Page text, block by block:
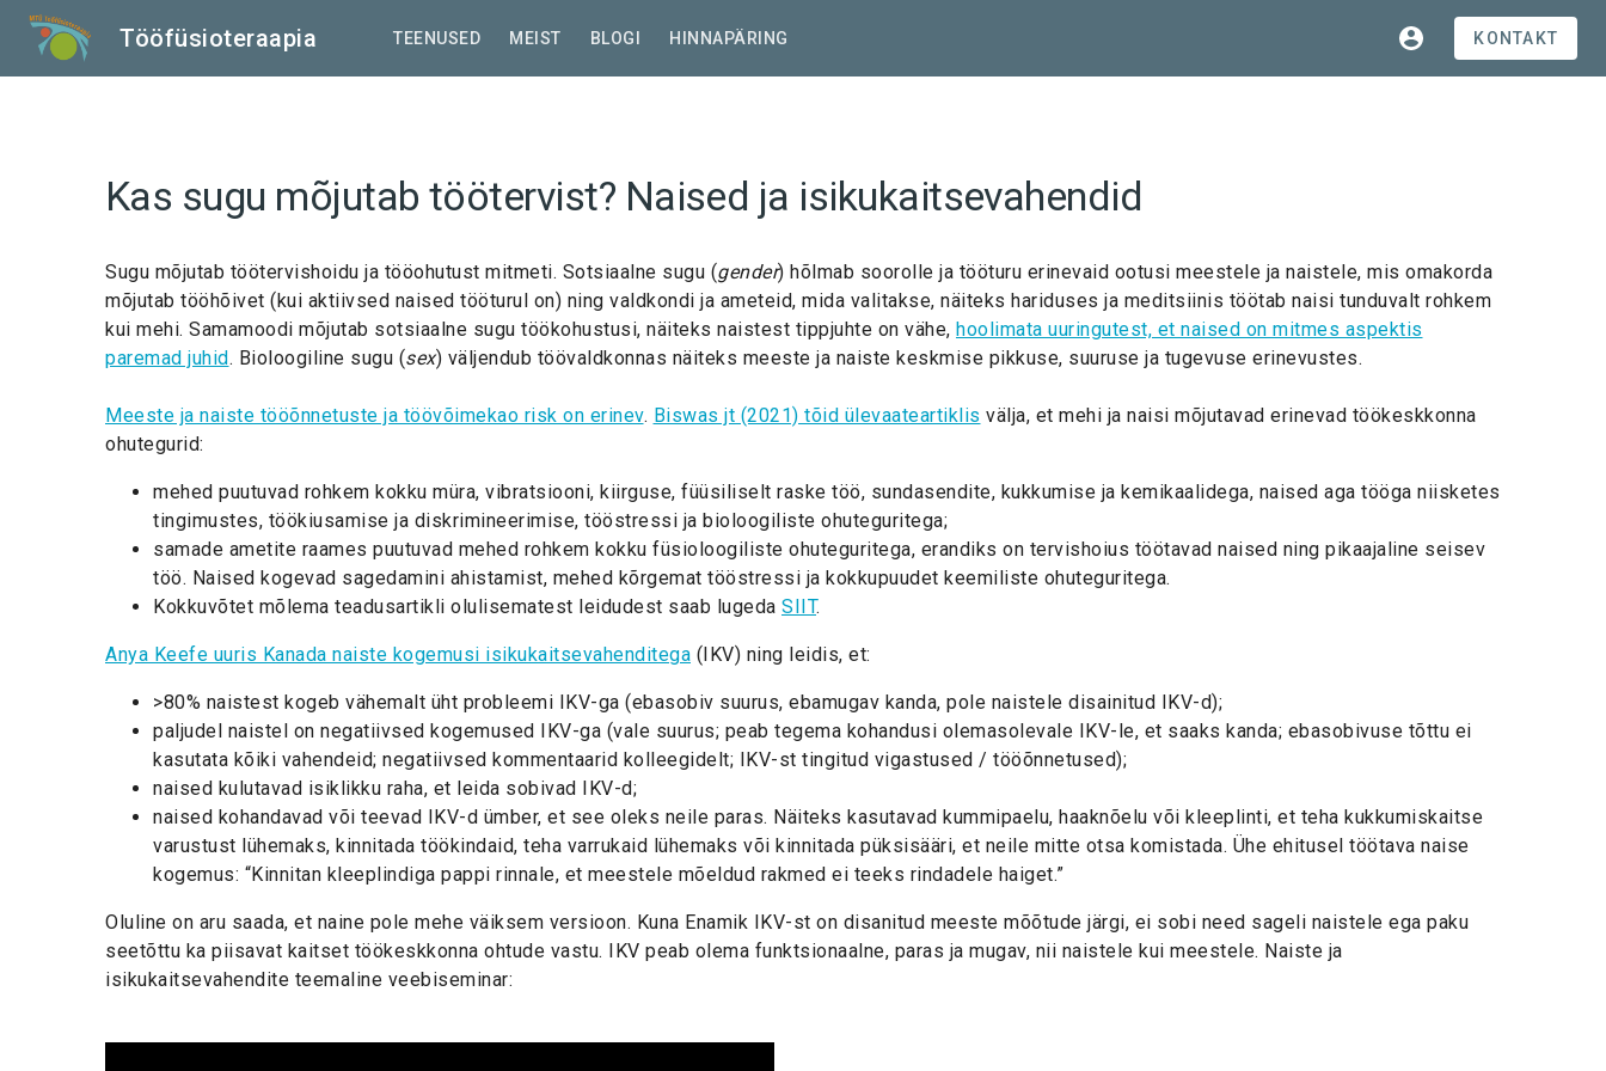
Liigu
edasi
põhisisu
juurde
Tööfüsioteraapia TEENUSED MEIST BLOGI HINNAPÄRING KONTAKT
Kas sugu mõjutab töötervist? Naised ja isikukaitsevahendid
Sugu mõjutab töötervishoidu ja tööohutust mitmeti. Sotsiaalne sugu (gender) hõlmab soorolle ja tööturu erinevaid ootusi meestele ja naistele, mis omakorda
mõjutab tööhõivet (kui aktiivsed naised tööturul on) ning valdkondi ja ameteid, mida valitakse, näiteks hariduses ja meditsiinis töötab naisi tunduvalt rohkem
kui mehi. Samamoodi mõjutab sotsiaalne sugu töökohustusi, näiteks naistest tippjuhte on vähe, hoolimata uuringutest, et naised on mitmes aspektis
paremad juhid. Bioloogiline sugu (sex) väljendub töövaldkonnas näiteks meeste ja naiste keskmise pikkuse, suuruse ja tugevuse erinevustes.
Meeste ja naiste tööõnnetuste ja töövõimekao risk on erinev. Biswas jt (2021) tõid ülevaateartiklis välja, et mehi ja naisi mõjutavad erinevad töökeskkonna
ohutegurid:
mehed puutuvad rohkem kokku müra, vibratsiooni, kiirguse, füüsiliselt raske töö, sundasendite, kukkumise ja kemikaalidega, naised aga tööga niisketes
tingimustes, töökiusamise ja diskrimineerimise, tööstressi ja bioloogiliste ohuteguritega;
samade ametite raames puutuvad mehed rohkem kokku füsioloogiliste ohuteguritega, erandiks on tervishoius töötavad naised ning pikaajaline seisev
töö. Naised kogevad sagedamini ahistamist, mehed kõrgemat tööstressi ja kokkupuudet keemiliste ohuteguritega.
Kokkuvõtet mõlema teadusartikli olulisematest leidudest saab lugeda SIIT.
Anya Keefe uuris Kanada naiste kogemusi isikukaitsevahenditega (IKV) ning leidis, et:
>80% naistest kogeb vähemalt üht probleemi IKV-ga (ebasobiv suurus, ebamugav kanda, pole naistele disainitud IKV-d);
paljudel naistel on negatiivsed kogemused IKV-ga (vale suurus; peab tegema kohandusi olemasolevale IKV-le, et saaks kanda; ebasobivuse tõttu ei
kasutata kõiki vahendeid; negatiivsed kommentaarid kolleegidelt; IKV-st tingitud vigastused / tööõnnetused);
naised kulutavad isiklikku raha, et leida sobivad IKV-d;
naised kohandavad või teevad IKV-d ümber, et see oleks neile paras. Näiteks kasutavad kummipaelu, haaknõelu või kleeplinti, et teha kukkumiskaitse
varustust lühemaks, kinnitada töökindaid, teha varrukaid lühemaks või kinnitada püksisääri, et neile mitte otsa komistada. Ühe ehitusel töötava naise
kogemus: “Kinnitan kleeplindiga pappi rinnale, et meestele mõeldud rakmed ei teeks rindadele haiget.”
Oluline on aru saada, et naine pole mehe väiksem versioon. Kuna Enamik IKV-st on disanitud meeste mõõtude järgi, ei sobi need sageli naistele ega paku
seetõttu ka piisavat kaitset töökeskkonna ohtude vastu. IKV peab olema funktsionaalne, paras ja mugav, nii naistele kui meestele. Naiste ja
isikukaitsevahendite teemaline veebiseminar: